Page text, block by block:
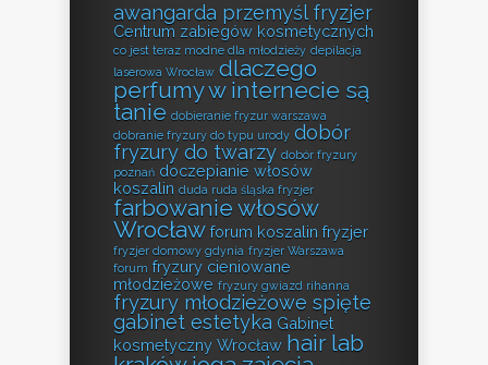
awangarda przemyśl fryzjer
Centrum zabiegów kosmetycznych
co jest teraz modne dla młodzieży depilacja
laserowa Wrocław dlaczego
perfumy w internecie są
tanie dobieranie fryzur warszawa
dobranie fryzury do typu urody dobór
fryzury do twarzy dobór fryzury
poznań doczepianie włosów
koszalin duda ruda śląska fryzjer
farbowanie włosów
Wrocław forum koszalin fryzjer
fryzjer domowy gdynia fryzjer Warszawa
forum fryzury cieniowane
młodzieżowe fryzury gwiazd rihanna
fryzury młodzieżowe spięte
gabinet estetyka Gabinet
kosmetyczny Wrocław hair lab